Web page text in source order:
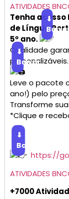
ATIVIDADES
Tenha acesso
de Língua
5º ano.
⬇
Qualidade
⬇
Baixar
Leve o pacote
ano!) pelo
Transforme
*Clique
⬇
Baixar
https://
ATIVIDADES
+7000